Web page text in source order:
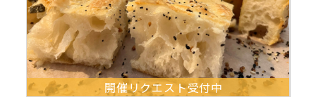
開催リクエスト受付中